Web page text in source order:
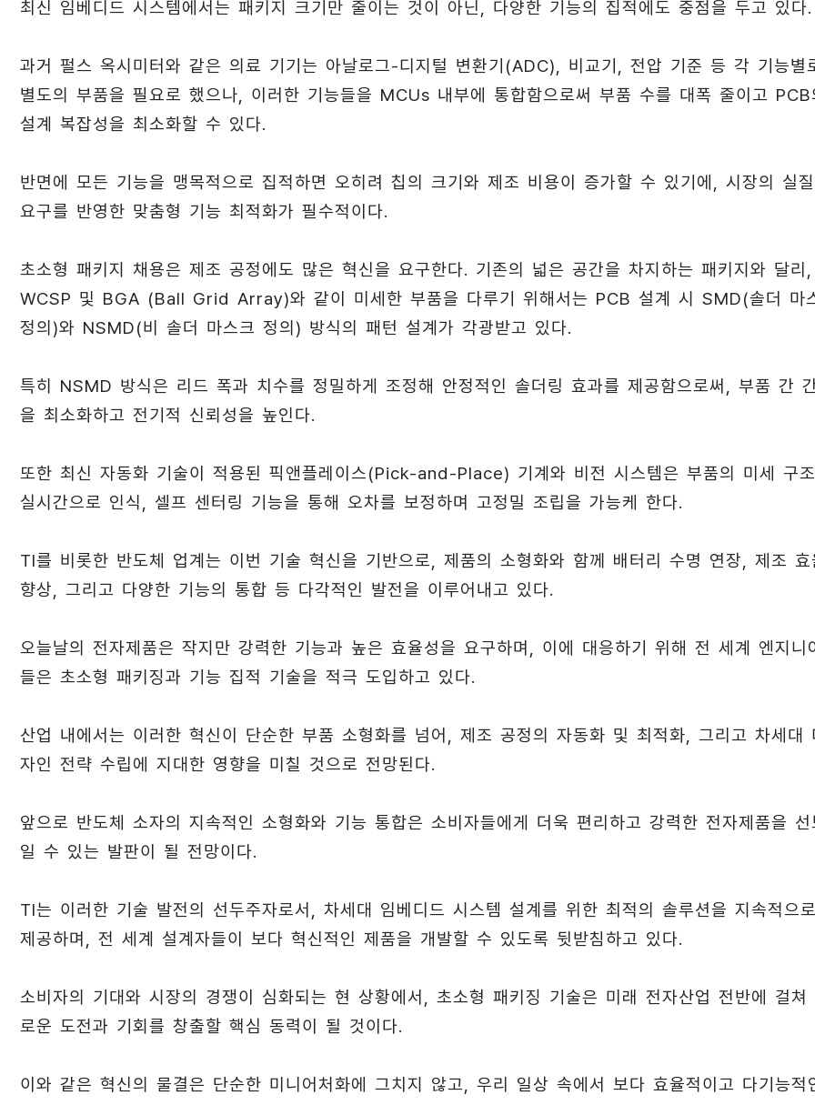
최신 임베디드 시스템에서는 패키지 크기만 줄이는 것이 아닌, 다양한 기능의 집적에도 중점을 두고 있다.
과거 펄스 옥시미터와 같은 의료 기기는 아날로그-디지털 변환기(ADC), 비교기, 전압 기준 등 각 기능별
별도의 부품을 필요로 했으나, 이러한 기능들을 MCUs 내부에 통합함으로써 부품 수를 대폭 줄이고 PCB
설계 복잡성을 최소화할 수 있다.
반면에 모든 기능을 맹목적으로 집적하면 오히려 칩의 크기와 제조 비용이 증가할 수 있기에, 시장의 실
요구를 반영한 맞춤형 기능 최적화가 필수적이다.
초소형 패키지 채용은 제조 공정에도 많은 혁신을 요구한다. 기존의 넓은 공간을 차지하는 패키지와 달리,
WCSP 및 BGA (Ball Grid Array)와 같이 미세한 부품을 다루기 위해서는 PCB 설계 시 SMD(솔더 마
정의)와 NSMD(비 솔더 마스크 정의) 방식의 패턴 설계가 각광받고 있다.
특히 NSMD 방식은 리드 폭과 치수를 정밀하게 조정해 안정적인 솔더링 효과를 제공함으로써, 부품 간
을 최소화하고 전기적 신뢰성을 높인다.
또한 최신 자동화 기술이 적용된 픽앤플레이스(Pick-and-Place) 기계와 비전 시스템은 부품의 미세 구
실시간으로 인식, 셀프 센터링 기능을 통해 오차를 보정하며 고정밀 조립을 가능케 한다.
TI를 비롯한 반도체 업계는 이번 기술 혁신을 기반으로, 제품의 소형화와 함께 배터리 수명 연장, 제조 효
향상, 그리고 다양한 기능의 통합 등 다각적인 발전을 이루어내고 있다.
오늘날의 전자제품은 작지만 강력한 기능과 높은 효율성을 요구하며, 이에 대응하기 위해 전 세계 엔지니
들은 초소형 패키징과 기능 집적 기술을 적극 도입하고 있다.
산업 내에서는 이러한 혁신이 단순한 부품 소형화를 넘어, 제조 공정의 자동화 및 최적화, 그리고 차세대
자인 전략 수립에 지대한 영향을 미칠 것으로 전망된다.
앞으로 반도체 소자의 지속적인 소형화와 기능 통합은 소비자들에게 더욱 편리하고 강력한 전자제품을 선
일 수 있는 발판이 될 전망이다.
TI는 이러한 기술 발전의 선두주자로서, 차세대 임베디드 시스템 설계를 위한 최적의 솔루션을 지속적으로
제공하며, 전 세계 설계자들이 보다 혁신적인 제품을 개발할 수 있도록 뒷받침하고 있다.
소비자의 기대와 시장의 경쟁이 심화되는 현 상황에서, 초소형 패키징 기술은 미래 전자산업 전반에 걸쳐
로운 도전과 기회를 창출할 핵심 동력이 될 것이다.
이와 같은 혁신의 물결은 단순한 미니어처화에 그치지 않고, 우리 일상 속에서 보다 효율적이고 다기능적